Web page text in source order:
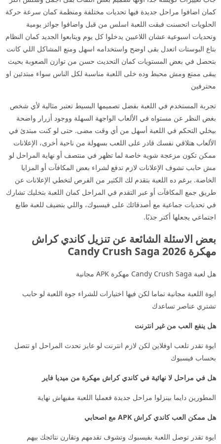
كمان اضافوا مراحل جديدة فيها تحديات مختلفة ومنظمة كمان سرعة حركة
الحلويات اتحسنت فبقت اللعبة اسلس من قبل واضافوا جوائز يومية
وتحديات اسبوعية عشان اللاعبين يدخلوا كل يوم ويتابعوا الجديد كمان النظام
بتاع البوستات اتعدل بقى اوضح واستخدامه اسهل ومنع المشاكل اللي كانت
بتحصل في بعض المستويات كمان التحديث حسن من توازن الصعوبة بحيث
يبقى ممتع ومش محبط وده خلى اللعبة مناسبة لكل الناس سواء مبتدئين او
محترفين
تجربة المستخدم في اللعبة بفضل تصميمها البسيط تعتبر مثالية لأي شخص
بغض النظر عن مستواه في الألعاب الواجهة السهلة ووجود أزرار واضحة
بيخلي التحكم في اللعبة أسهل من أي وقت مضى. حتى لو كنت مبتدئ في
الألعاب هتلاقي نفسك قادر على اللعب بسهولة من ناحية أخرى، الإعلانات
ممكن تكون مزعجة شوية خاصة لما تظهر في منتصف أو نهاية المراحل لو
مش حابب تشوف الإعلانات لازم تدفع لشراء بعض المكافآت أو المزايا
الخاصة. برغم ده اللعبة بتقدم لك الكثير من الفرص لتخطي الإعلانات عن
طريق جمع المكافآت أو عبر التقدم في المراحل كمان اللعبة بتخليك تشارك
في تحديات جماعية مع أصدقائك على فيسبوك، واللي بتضيف للعبة طابع
اجتماعي يجعلها أكتر جذبًا.
بعض الاسئلة الشائعة عن تنزيل كاندي كراش
مهكرة 2026 Candy Crush Saga
هل لعبة Candy Crush Saga مهكرة APK مجانية
ايوة اللعبة مجانية تماما لكن فيها اختيارات للشراء جوة اللعبة لو حابب
تشتري عناصر تساعدك
هل ينفع العب من غير انترنت
ايوة تقدر تلعب اوفلاين لكن لازم انترنت لو عايز تحدث المراحل او تتصل
بحساب فيسبوك
هل في مراحل لا نهائية في كاندي كراش مهكرة من ميديا فاير
المطورين دايما بينزلوا مراحل جديدة فعمليا اللعبة مفيهاش نهاية
هل ممكن العب كاندي كراش APK مع اصحابي
ايوة تقدر توصل اللعبة بفيسبوك وتشوف تقدمهم وتقارن نتائجك بيهم